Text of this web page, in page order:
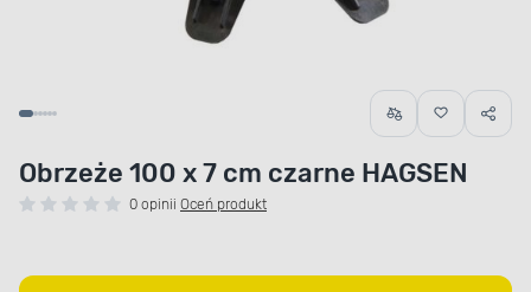
Obrzeże 100 x 7 cm czarne HAGSEN
0 opinii Oceń produkt